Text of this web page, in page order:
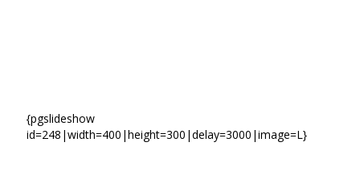
{pgslideshow
id=248|width=400|height=300|delay=3000|image=L}